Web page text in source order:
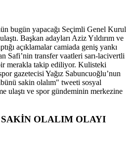
bugün yapacağı Seçimli Genel Kurul
Başkan adayları Aziz Yıldırım ve
açıklamalar camiada geniş yankı
Safi’nin transfer vaatleri sarı-lacivertli
merakla takip ediliyor. Kulisteki
gazetecisi Yağız Sabuncuoğlu’nun
sakin olalım" tweeti sosyal
ulaştı ve spor gündeminin merkezine
OLALIM OLAYI